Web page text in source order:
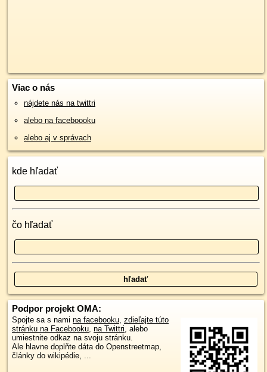
Viac o nás
nájdete nás na twittri
alebo na faceboooku
alebo aj v správach
kde hľadať
čo hľadať
Podpor projekt OMA:
Spojte sa s nami na facebooku, zdieľajte túto
stránku na Facebooku, na Twittri, alebo
umiestnite odkaz na svoju stránku.
Ale hlavne doplňte dáta do Openstreetmap,
články do wikipédie, ...